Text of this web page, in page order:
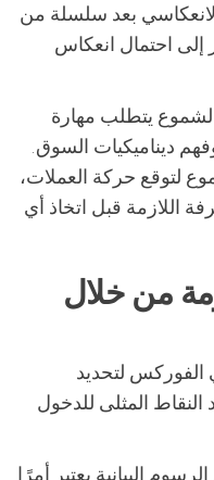
بعد سلسلة من
إلى احتمال انعكاس
يتطلب مهارة
ديناميكيات السوق.
لتوقع حركة العملات،
اللازمة قبل اتخاذ أي
من خلال
الفوركس لتحديد
المثلى للدخول
البيانية يعتبر أمرًا